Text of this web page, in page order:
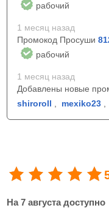
рабочий
1 месяц назад
Промокод Просуши
рабочий
1 месяц назад
Добавлены новые
shiroroll
mexiko23
На 7 августа доступно